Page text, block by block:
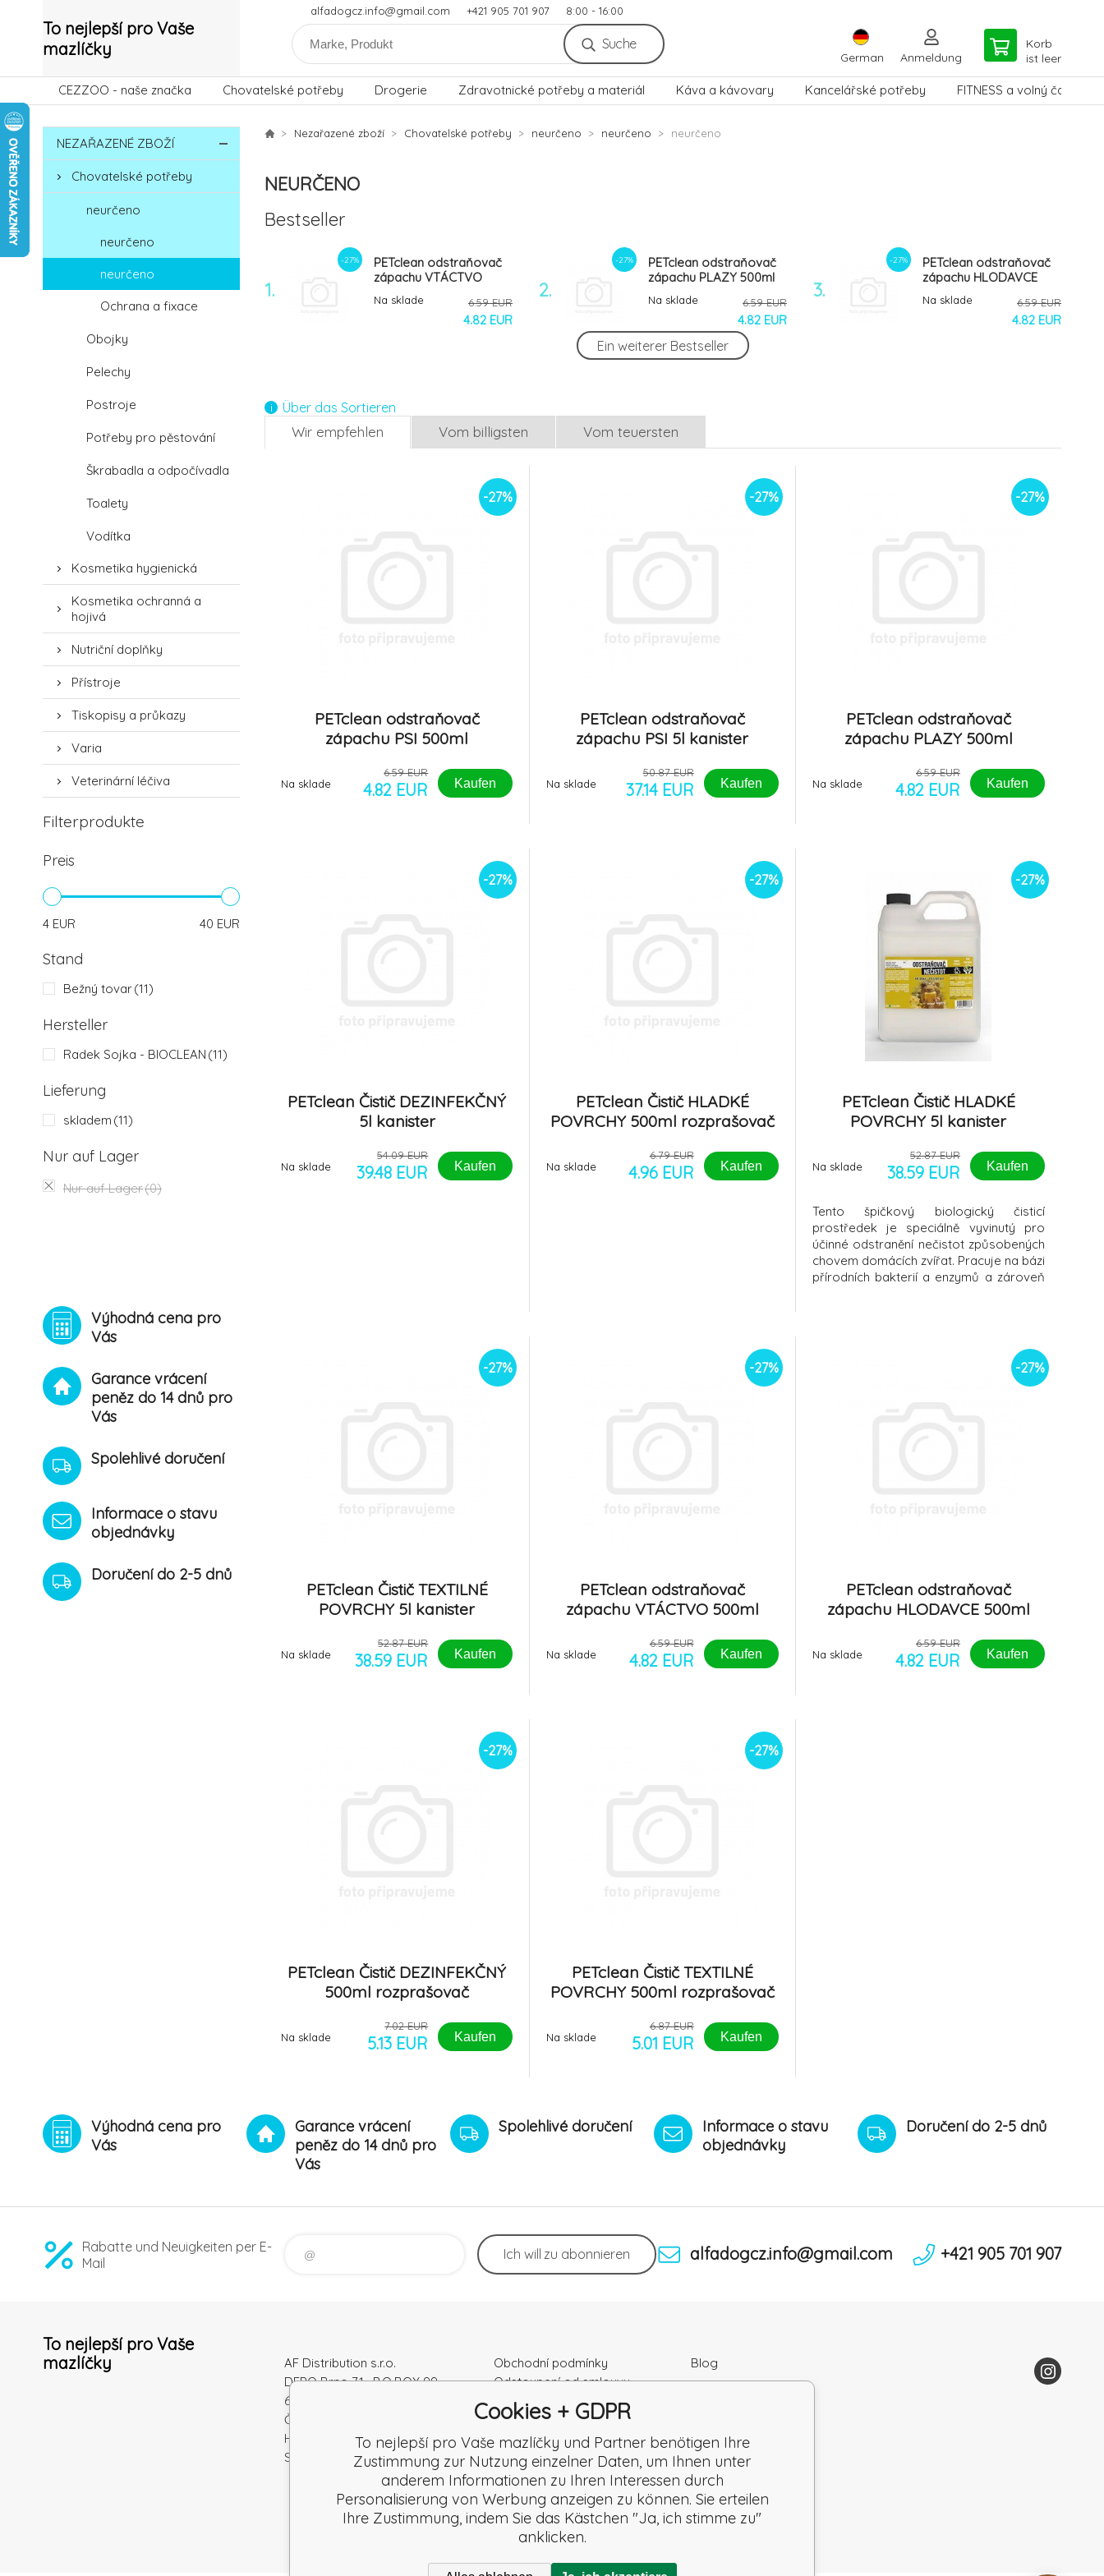
To nejlepší pro Vaše
mazlíčky
alfadogcz.info@gmail.com +421 905 701 907 8:00 - 16:00
Suche
German Anmeldung
Korb
ist leer
CEZZOO - naše značka Chovatelské potřeby Drogerie Zdravotnické potřeby a materiál Káva a kávovary Kancelářské potřeby FITNESS a volný čas
NEZAŘAZENÉ ZBOŽÍ
Chovatelské potřeby
neurčeno
neurčeno
neurčeno
Ochrana a fixace
Obojky
Pelechy
Postroje
Potřeby pro pěstování
Škrabadla a odpočívadla
Toalety
Vodítka
Kosmetika hygienická
Kosmetika ochranná a
hojivá
Nutriční doplňky
Přístroje
Tiskopisy a průkazy
Varia
Veterinární léčiva
Filterprodukte
Preis
4 EUR 40 EUR
Stand
Bežný tovar(11)
Hersteller
Radek Sojka - BIOCLEAN (11)
Lieferung
skladem (11)
Nur auf Lager
Nur auf Lager(0)
Výhodná cena pro
Vás
Garance vrácení
peněz do 14 dnů pro
Vás
Spolehlivé doručení
Informace o stavu
objednávky
Doručení do 2-5 dnů
Nezařazené zboží Chovatelské potřeby neurčeno neurčeno neurčeno
NEURČENO
Bestseller
1.
-27%
PETclean odstraňovač
zápachu VTÁCTVO
500ml rozprašovač
Na sklade 6.59 EUR
4.82 EUR
2.
-27%
PETclean odstraňovač
zápachu PLAZY 500ml
rozprašovač
Na sklade 6.59 EUR
4.82 EUR
3.
-27%
PETclean odstraňovač
zápachu HLODAVCE
500ml rozprašovač
Na sklade 6.59 EUR
4.82 EUR
5.13 EUR
-27%
PETclean Čistič
PETclean Čistič HLADKÉ
52.87 EUR
38.59 EUR
PETclean Čistič
500ml rozprašovač
6.87 EUR
5.01 EUR
PETclean Čistič
52.87 EUR
38.59 EUR
Ein weiterer Bestseller
Über das Sortieren
Wir empfehlen Vom billigsten Vom teuersten
-27%
PETclean odstraňovač
zápachu PSI 500ml
Na sklade
6.59 EUR
4.82 EUR Kaufen
-27%
PETclean odstraňovač
zápachu PSI 5l kanister
Na sklade
50.87 EUR
37.14 EUR Kaufen
-27%
PETclean odstraňovač
zápachu PLAZY 500ml
Na sklade
6.59 EUR
4.82 EUR Kaufen
-27%
PETclean Čistič DEZINFEKČNÝ
5l kanister
Na sklade
54.09 EUR
39.48 EUR Kaufen
-27%
PETclean Čistič HLADKÉ
POVRCHY 500ml rozprašovač
Na sklade
6.79 EUR
4.96 EUR Kaufen
-27%
PETclean Čistič HLADKÉ
POVRCHY 5l kanister
Na sklade
52.87 EUR
38.59 EUR Kaufen
Tento špičkový biologický čisticí
prostředek je speciálně vyvinutý pro
účinné odstranění nečistot způsobených
chovem domácích zvířat. Pracuje na bázi
přírodních bakterií a enzymů a zároveň
-27%
PETclean Čistič TEXTILNÉ
POVRCHY 5l kanister
Na sklade
52.87 EUR
38.59 EUR Kaufen
-27%
PETclean odstraňovač
zápachu VTÁCTVO 500ml
Na sklade
6.59 EUR
4.82 EUR Kaufen
-27%
PETclean odstraňovač
zápachu HLODAVCE 500ml
Na sklade
6.59 EUR
4.82 EUR Kaufen
-27%
PETclean Čistič DEZINFEKČNÝ
500ml rozprašovač
Na sklade
7.02 EUR
5.13 EUR Kaufen
-27%
PETclean Čistič TEXTILNÉ
POVRCHY 500ml rozprašovač
Na sklade
6.87 EUR
5.01 EUR Kaufen
Výhodná cena pro
Vás
Garance vrácení
peněz do 14 dnů pro
Vás
Spolehlivé doručení
Informace o stavu
objednávky
Doručení do 2-5 dnů
Rabatte und Neuigkeiten per E-
Mail
Ich will zu abonnieren alfadogcz.info@gmail.com +421 905 701 907
To nejlepší pro Vaše
mazlíčky
AF Distribution s.r.o.
DEPO Brno 71 , P.O.BOX 99
600 10 Brno
Česká republika
Handelsregister Nr.: 52010180
Steuernum.: SK2120864328
Obchodní podmínky
Odstoupení od smlouvy
Podmínky ochrany osobních
údajú
Kontakty
Záruka a Reklamace
Reklamační formulář
Beschwerde
Rezension
Blog
Cookies + GDPR
To nejlepší pro Vaše mazlíčky und Partner benötigen Ihre
Zustimmung zur Nutzung einzelner Daten, um Ihnen unter
anderem Informationen zu Ihren Interessen durch
Personalisierung von Werbung anzeigen zu können. Sie erteilen
Ihre Zustimmung, indem Sie das Kästchen "Ja, ich stimme zu"
anklicken.